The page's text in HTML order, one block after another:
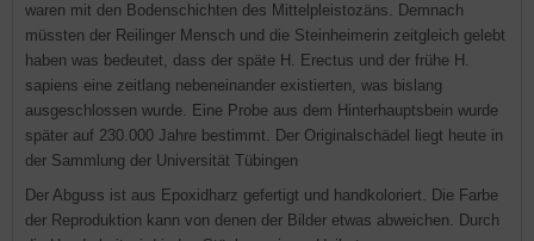
waren mit den Bodenschichten des Mittelpleistozäns. Demnach
müssten der Reilinger Mensch und die Steinheimerin zeitgleich gelebt
haben was bedeutet, dass der späte H. Erectus und der frühe H.
sapiens eine zeitlang nebeneinander existierten, was bislang
ausgeschlossen wurde. Eine Probe aus dem Hinterhauptsbein wurde
später auf 230.000 Jahre bestimmt. Der Originalschädel liegt heute in
der Sammlung der Universität Tübingen
Der Abguss ist aus Epoxidharz gefertigt und handkoloriert. Die Farbe
der Reproduktion kann von denen der Bilder etwas abweichen. Durch